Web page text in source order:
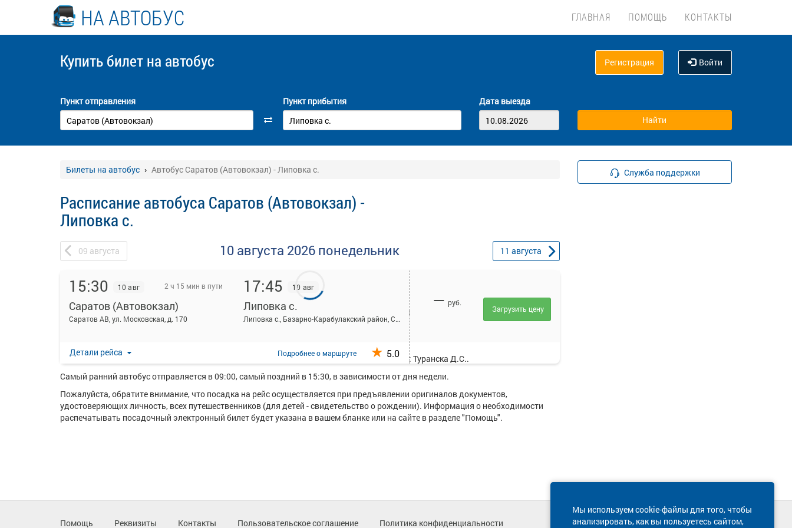
НА АВТОБУС ГЛАВНАЯ ПОМОЩЬ КОНТАКТЫ
Купить билет на автобус Регистрация Войти
Пункт отправления Пункт прибытия Дата выезда
Билеты на автобус Автобус Саратов (Автовокзал) - Липовка с.
Расписание автобуса Саратов (Автовокзал) -
Липовка с.
09 августа 10 августа 2026 понедельник 11 августа
15:30 10 авг 2 ч 15 мин в пути
Саратов (Автовокзал)
Саратов АВ, ул. Московская, д. 170
17:45 10 авг
Липовка с.
Липовка с., Базарно-Карабулакский район, Саратовская область
Детали рейса Подробнеео маршруте 5.0
— руб.
Загрузить цену
На данной странице вы можете ознакомиться с расписанием и купить билет онлайн на автобус Саратов (Автовокзал) -
Липовка с. стоимостью от 620 рублей.
Перевозку пассажиров по данному направлению осуществляют следующие перевозчики: Туранска Д.С..
Самый ранний автобус отправляется в 09:00, самый поздний в 15:30, в зависимости от дня недели.
Пожалуйста, обратите внимание, что посадка на рейс осуществляется при предъявлении оригиналов документов,
удостоверяющих личность, всех путешественников (для детей - свидетельство о рождении). Информация о необходимости
распечатывать посадочный электронный билет будет указана в вашем бланке или на сайте в разделе "Помощь".
Служба поддержки
Мы используем cookie-файлы для того, чтобы
анализировать, как вы пользуетесь сайтом,
Помощь Реквизиты Контакты Пользовательское соглашение Политика конфиденциальности Техническая поддержка сайта